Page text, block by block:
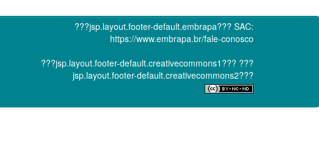
???jsp.layout.footer-default.embrapa??? SAC:
https://www.embrapa.br/fale-conosco
???jsp.layout.footer-default.creativecommons1??? ???
jsp.layout.footer-default.creativecommons2???